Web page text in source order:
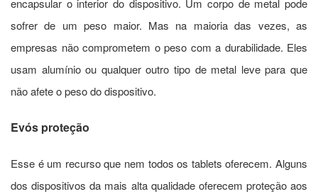
sofrer de um peso maior. Mas na maioria das vezes, as
empresas não comprometem o peso com a durabilidade. Eles
usam alumínio ou qualquer outro tipo de metal leve para que
não afete o peso do dispositivo.
Evós proteção
Esse é um recurso que nem todos os tablets oferecem. Alguns
dos dispositivos da mais alta qualidade oferecem proteção aos